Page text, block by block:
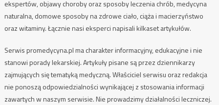
ekspertów, objawy choroby oraz sposoby leczenia chrób, medycyna
naturalna, domowe sposoby na zdrowe ciało, ciąża i macierzyństwo
oraz witaminy. Łącznie nasi eksperci napisali kilkaset artykułów.
Serwis promedycyna.pl ma charakter informacyjny, edukacyjne i nie
stanowi porady lekarskiej. Artykuły pisane są przez dziennikarzy
zajmujących się tematyką medyczną. Właściciel serwisu oraz redakcja
nie ponoszą odpowiedzialności wynikającej z stosowania informacji
zawartych w naszym serwisie. Nie prowadzimy działalności leczniczej.